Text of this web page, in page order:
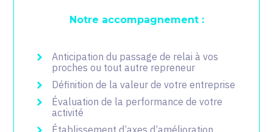
Notre accompagnement :
Anticipation du passage de relai à vos
proches ou tout autre repreneur
Définition de la valeur de votre entreprise
Évaluation de la performance de votre
activité